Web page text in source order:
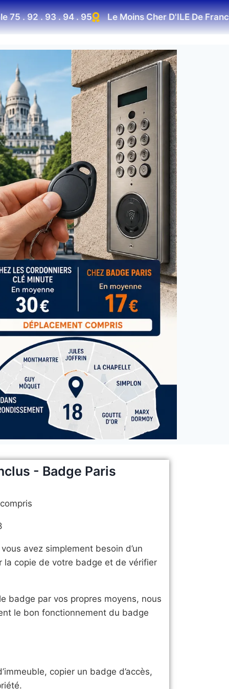
. 92 . 93 . 94 . 95 Le Moins Cher D'ILE De France
- Badge Paris
avez simplement besoin d’un
la copie de votre badge et de vérifier
badge par vos propres moyens, nous
le bon fonctionnement du badge
copier un badge d’accès,